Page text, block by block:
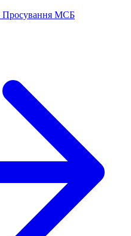
Просування МСБ